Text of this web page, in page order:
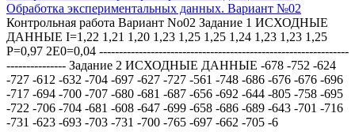
Обработка экспериментальных данных. Вариант №02
Контрольная работа Вариант No02 Задание 1 ИСХОДНЫЕ
ДАННЫЕ I=1,22 1,21 1,20 1,23 1,25 1,25 1,24 1,23 1,23 1,25
P=0,97 2E0=0,04 ---------------------------------------------------------------
--------------- Задание 2 ИСХОДНЫЕ ДАННЫЕ -678 -752 -624
-727 -612 -632 -704 -697 -627 -727 -561 -748 -686 -676 -676 -696
-717 -694 -700 -707 -680 -681 -687 -656 -692 -644 -805 -758 -695
-722 -706 -704 -681 -608 -647 -699 -658 -686 -689 -643 -701 -716
-731 -623 -693 -703 -731 -700 -765 -697 -662 -705 -6